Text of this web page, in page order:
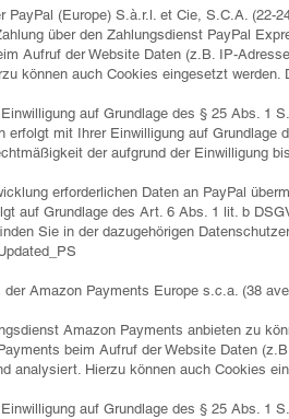
(Europe) S.à.r.l. et Cie, S.C.A. (22-
über den Zahlungsdienst PayPal
Aufruf der Website Daten (z.B. IP-
können auch Cookies eingesetzt werden.
auf Grundlage des § 25 Abs. 1
erfolgt mit Ihrer Einwilligung auf Grundlage
der aufgrund der Einwilligung
erforderlichen Daten an PayPal
auf Grundlage des Art. 6 Abs. 1 lit. b
Sie in der dazugehörigen
Amazon Payments Europe s.c.a. (38
Amazon Payments anbieten zu
beim Aufruf der Website Daten
Hierzu können auch Cookies
auf Grundlage des § 25 Abs. 1